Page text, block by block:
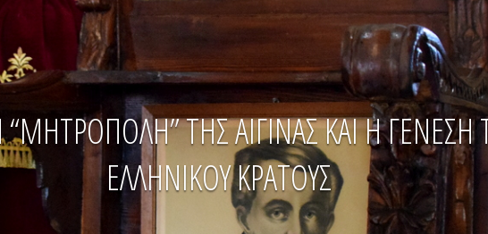
“ΜΗΤΡΟΠΟΛΗ” ΤΗΣ ΑΙΓΙΝΑΣ ΚΑΙ Η
ΕΛΛΗΝΙΚΟΥ ΚΡΑΤΟΥΣ